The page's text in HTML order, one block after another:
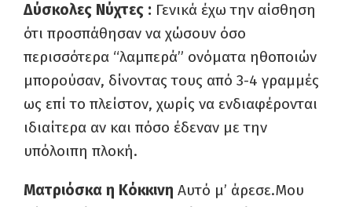
Δύσκολες Νύχτες : Γενικά έχω την αίσθηση
ότι προσπάθησαν να χώσουν όσο
περισσότερα “λαμπερά” ονόματα ηθοποιών
μπορούσαν, δίνοντας τους από 3-4 γραμμές
ως επί το πλείστον, χωρίς να ενδιαφέρονται
ιδιαίτερα αν και πόσο έδεναν με την
υπόλοιπη πλοκή.
Ματριόσκα η Κόκκινη Αυτό μ’ άρεσε.Μου